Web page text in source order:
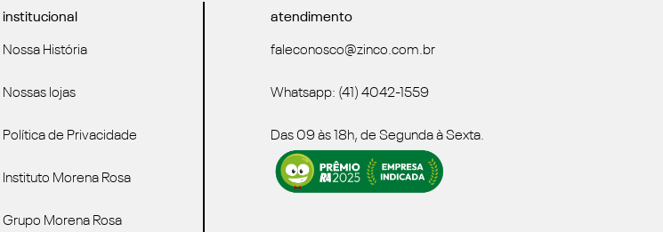
institucional
Nossa História
Nossas lojas
Política de Privacidade
Instituto Morena Rosa
Grupo Morena Rosa
atendimento
faleconosco@zinco.com.br
Whatsapp: (41) 4042-1559
Das 09 às 18h, de Segunda à Sexta.